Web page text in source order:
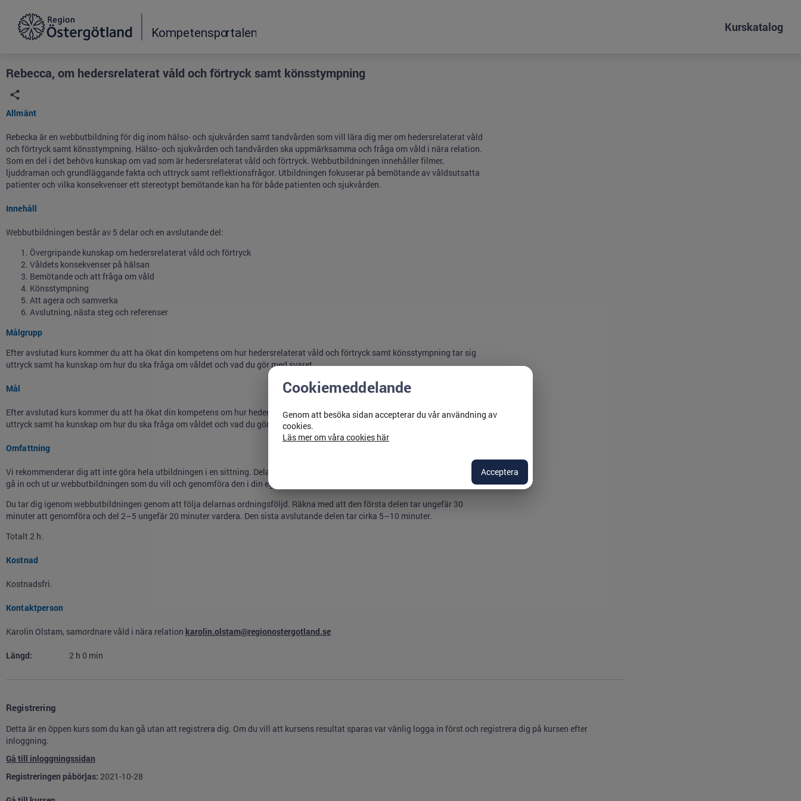
Grade
Portal
Kurskatalog
Rebecca, om hedersrelaterat våld och förtryck samt könsstympning
Allmänt
Rebecka är en webbutbildning för dig inom hälso- och sjukvården samt tandvården som vill lära dig mer om hedersrelaterat våld
och förtryck samt könsstympning. Hälso- och sjukvården och tandvården ska uppmärksamma och fråga om våld i nära relation.
Som en del i det behövs kunskap om vad som är hedersrelaterat våld och förtryck. Webbutbildningen innehåller filmer,
ljuddraman och grundläggande fakta och uttryck samt reflektionsfrågor. Utbildningen fokuserar på bemötande av våldsutsatta
patienter och vilka konsekvenser ett stereotypt bemötande kan ha för både patienten och sjukvården.
Innehåll
Webbutbildningen består av 5 delar och en avslutande del:
Övergripande kunskap om hedersrelaterat våld och förtryck
Våldets konsekvenser på hälsan
Bemötande och att fråga om våld
Könsstympning
Att agera och samverka
Avslutning, nästa steg och referenser
Målgrupp
Efter avslutad kurs kommer du att ha ökat din kompetens om hur hedersrelaterat våld och förtryck samt könsstympning tar sig
uttryck samt ha kunskap om hur du ska fråga om våldet och vad du gör med svaret.
Mål
Efter avslutad kurs kommer du att ha ökat din kompetens om hur hedersrelaterat våld och förtryck samt könsstympning tar sig
uttryck samt ha kunskap om hur du ska fråga om våldet och vad du gör med svaret.
Omfattning
Vi rekommenderar dig att inte göra hela utbildningen i en sittning. Dela i stället gärna upp den på två eller flera tillfällen. Du kan
gå in och ut ur webbutbildningen som du vill och genomföra den i din egen takt.
Du tar dig igenom webbutbildningen genom att följa delarnas ordningsföljd. Räkna med att den första delen tar ungefär 30
minuter att genomföra och del 2–5 ungefär 20 minuter vardera. Den sista avslutande delen tar cirka 5–10 minuter.
Totalt 2 h.
Kostnad
Kostnadsfri.
Kontaktperson
Karolin Olstam, samordnare våld i nära relation karolin.olstam@regionostergotland.se
Längd: 2 h 0 min
Registrering
Detta är en öppen kurs som du kan gå utan att registrera dig. Om du vill att kursens resultat sparas var vänlig logga in först och registrera dig på kursen efter
inloggning.
Gå till inloggningssidan
Registreringen påbörjas: 2021-10-28
Cookiemeddelande
Genom att besöka sidan accepterar du vår användning av
cookies.
Läs mer om våra cookies här
Acceptera